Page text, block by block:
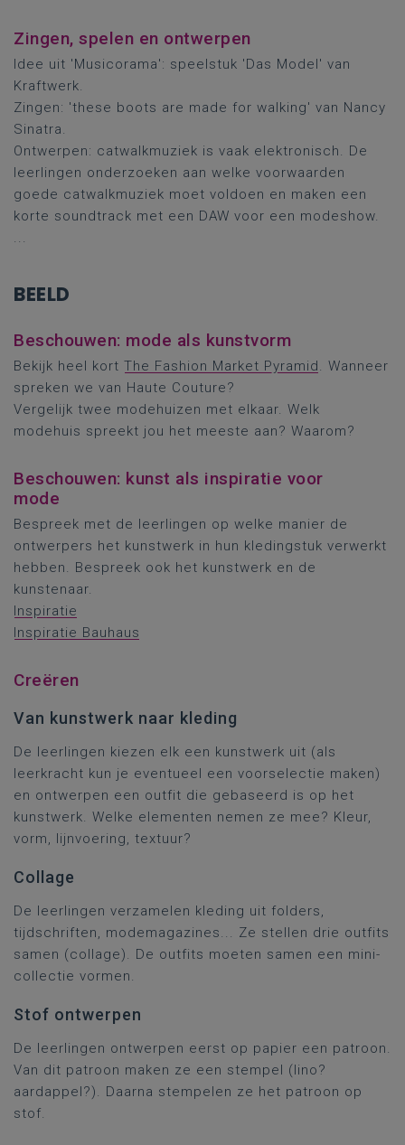
Zingen, spelen en ontwerpen
Idee uit 'Musicorama': speelstuk 'Das Model' van
Kraftwerk.
Zingen: 'these boots are made for walking' van Nancy
Sinatra.
Ontwerpen: catwalkmuziek is vaak elektronisch. De
leerlingen onderzoeken aan welke voorwaarden
goede catwalkmuziek moet voldoen en maken een
korte soundtrack met een DAW voor een modeshow.
...
BEELD
Beschouwen: mode als kunstvorm
Bekijk heel kort The Fashion Market Pyramid. Wanneer
spreken we van Haute Couture?
Vergelijk twee modehuizen met elkaar. Welk
modehuis spreekt jou het meeste aan? Waarom?
Beschouwen: kunst als inspiratie voor
mode
Bespreek met de leerlingen op welke manier de
ontwerpers het kunstwerk in hun kledingstuk verwerkt
hebben. Bespreek ook het kunstwerk en de
kunstenaar.
Inspiratie
Inspiratie Bauhaus
Creëren
Van kunstwerk naar kleding
De leerlingen kiezen elk een kunstwerk uit (als
leerkracht kun je eventueel een voorselectie maken)
en ontwerpen een outfit die gebaseerd is op het
kunstwerk. Welke elementen nemen ze mee? Kleur,
vorm, lijnvoering, textuur?
Collage
De leerlingen verzamelen kleding uit folders,
tijdschriften, modemagazines... Ze stellen drie outfits
samen (collage). De outfits moeten samen een mini-
collectie vormen.
Stof ontwerpen
De leerlingen ontwerpen eerst op papier een patroon.
Van dit patroon maken ze een stempel (lino?
aardappel?). Daarna stempelen ze het patroon op
stof.